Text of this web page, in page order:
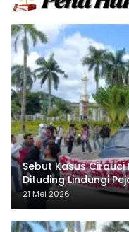
Sebut Kasus Cirauci
Dituding Lindungi
21 Mei 2026